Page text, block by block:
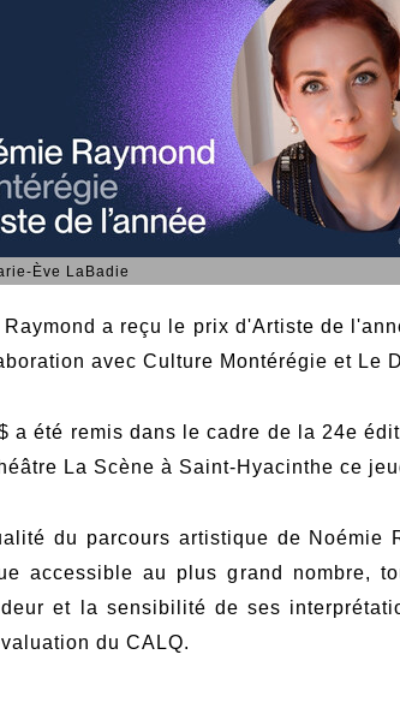
Ève LaBadie
a reçu le prix d'Artiste de
avec Culture Montérégie et Le
a été remis dans le cadre de la 24e
La Scène à Saint-Hyacinthe ce
du parcours artistique de Noémie
accessible au plus grand nombre,
et la sensibilité de ses
du CALQ.